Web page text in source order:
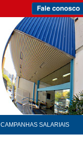
CAMPANHAS SALARIAIS